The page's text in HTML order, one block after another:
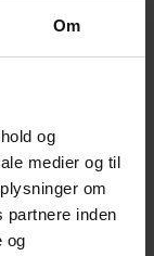
Om
og
medier og til
om
partnere inden
og
så er det
storytellers, vi
–